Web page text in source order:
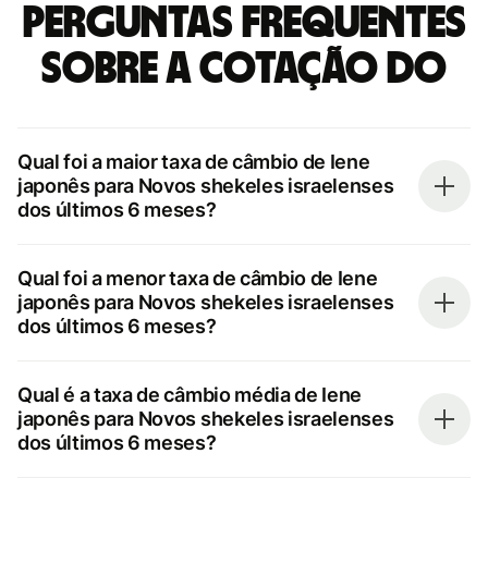
Perguntas frequentes
sobre a cotação do
Qual foi a maior taxa de câmbio de Iene
japonês para Novos shekeles israelenses
dos últimos 6 meses?
Qual foi a menor taxa de câmbio de Iene
japonês para Novos shekeles israelenses
dos últimos 6 meses?
Qual é a taxa de câmbio média de Iene
japonês para Novos shekeles israelenses
dos últimos 6 meses?